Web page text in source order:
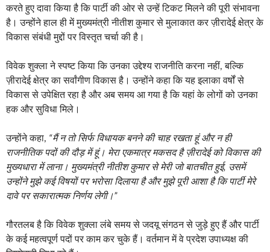
करते हुए दावा किया है कि पार्टी की ओर से उन्हें टिकट मिलने की पूरी संभावना
है। उन्होंने हाल ही में मुख्यमंत्री नीतीश कुमार से मुलाकात कर ज़ीरादेई क्षेत्र के
विकास संबंधी मुद्दों पर विस्तृत चर्चा की है।
विवेक शुक्ला ने स्पष्ट किया कि उनका उद्देश्य राजनीति करना नहीं, बल्कि
ज़ीरादेई क्षेत्र का सर्वांगीण विकास है। उन्होंने कहा कि यह इलाका वर्षों से
विकास से उपेक्षित रहा है और अब समय आ गया है कि यहां के लोगों को उनका
हक और सुविधा मिले।
उन्होंने कहा, “मैं न तो सिर्फ विधायक बनने की चाह रखता हूं और न ही
राजनीतिक पदों की दौड़ में हूं। मेरा एकमात्र मकसद है ज़ीरादेई को विकास की
मुख्यधारा में लाना। मुख्यमंत्री नीतीश कुमार से मेरी जो बातचीत हुई, उसमें
उन्होंने मुझे कई विषयों पर भरोसा दिलाया है और मुझे पूरी आशा है कि पार्टी मेरे
दावे पर सकारात्मक निर्णय लेगी।”
गौरतलब है कि विवेक शुक्ला लंबे समय से जदयू संगठन से जुड़े हुए हैं और पार्टी
के कई महत्वपूर्ण पदों पर काम कर चुके हैं। वर्तमान में वे प्रदेश उपाध्यक्ष की